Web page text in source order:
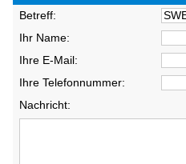
Betreff:
Ihr Name:
Ihre E-Mail:
Ihre Telefonnummer:
Nachricht: